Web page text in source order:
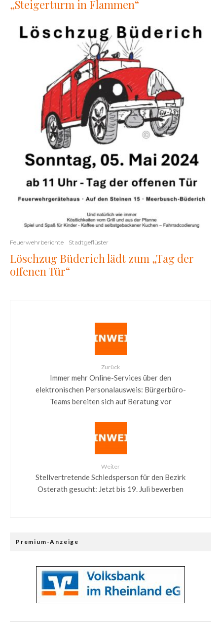
„Steigerturm in Flammen“
Feuerwehrberichte Stadtgeflüster
Löschzug Büderich lädt zum „Tag der
offenen Tür“
Zurück
Immer mehr Online-Services über den
elektronischen Personalausweis: Bürgerbüro-
Teams bereiten sich auf Beratung vor
Weiter
Stellvertretende Schiedsperson für den Bezirk
Osterath gesucht: Jetzt bis 19. Juli bewerben
Premium-Anzeige